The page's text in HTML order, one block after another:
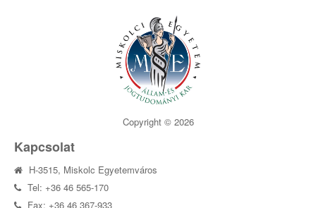
Copyright © 2026
Kapcsolat
H-3515, Miskolc Egyetemváros
Tel: +36 46 565-170
Fax: +36 46 367-933